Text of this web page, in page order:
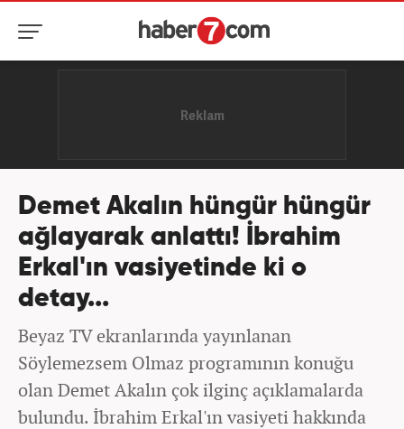
Demet Akalın hüngür hüngür
ağlayarak anlattı! İbrahim
Erkal'ın vasiyetinde ki o
detay...
Beyaz TV ekranlarında yayınlanan
Söylemezsem Olmaz programının konuğu
olan Demet Akalın çok ilginç açıklamalarda
bulundu. İbrahim Erkal'ın vasiyeti hakkında